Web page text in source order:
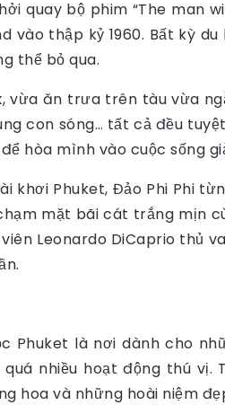
quay bộ phim “The man
vào thập kỷ 1960. Bất kỳ
thể bỏ qua.
, vừa ăn trưa trên tàu vừa
con sóng… tất cả đều
hòa mình vào cuộc sống
khơi Phuket, Đảo Phi Phi
mặt bãi cát trắng mịn
Leonardo DiCaprio thủ
Phuket là nơi dành cho
nhiều hoạt động thú vị.
hoa và những hoài niệm